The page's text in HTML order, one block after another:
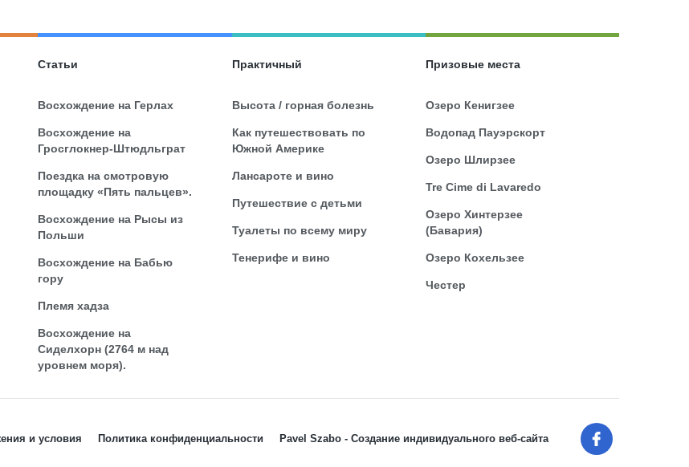
Статьи
Восхождение на Герлах
Восхождение на
Гросглокнер-Штюдльграт
Поездка на смотровую
площадку «Пять пальцев».
Восхождение на Рысы из
Польши
Восхождение на Бабью
гору
Племя хадза
Восхождение на
Сиделхорн (2764 м над
уровнем моря).
Практичный
Высота / горная болезнь
Как путешествовать по
Южной Америке
Лансароте и вино
Путешествие с детьми
Туалеты по всему миру
Тенерифе и вино
Призовые места
Озеро Кенигзее
Водопад Пауэрскорт
Озеро Шлирзее
Tre Cime di Lavaredo
Озеро Хинтерзее
(Бавария)
Озеро Кохельзее
Честер
и условия Политика конфиденциальности Pavel Szabo - Создание индивидуального веб-сайта